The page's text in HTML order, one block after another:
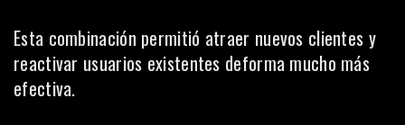
Esta combinación permitió atraer nuevos clientes y
reactivar usuarios existentes deforma mucho más
efectiva.